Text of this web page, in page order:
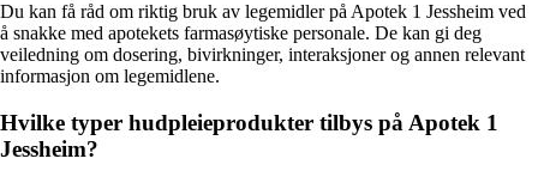
Du kan få råd om riktig bruk av legemidler på Apotek 1 Jessheim ved
å snakke med apotekets farmasøytiske personale. De kan gi deg
veiledning om dosering, bivirkninger, interaksjoner og annen relevant
informasjon om legemidlene.
Hvilke typer hudpleieprodukter tilbys på Apotek 1
Jessheim?